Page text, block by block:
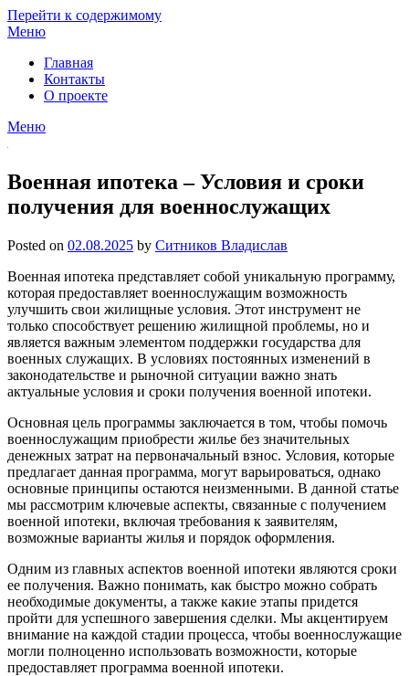
Перейти к содержимому
Меню
Главная
Контакты
О проекте
Меню
Военная ипотека – Условия и сроки
получения для военнослужащих
Posted on 02.08.2025 by Ситников Владислав
Военная ипотека представляет собой уникальную программу,
которая предоставляет военнослужащим возможность
улучшить свои жилищные условия. Этот инструмент не
только способствует решению жилищной проблемы, но и
является важным элементом поддержки государства для
военных служащих. В условиях постоянных изменений в
законодательстве и рыночной ситуации важно знать
актуальные условия и сроки получения военной ипотеки.
Основная цель программы заключается в том, чтобы помочь
военнослужащим приобрести жилье без значительных
денежных затрат на первоначальный взнос. Условия, которые
предлагает данная программа, могут варьироваться, однако
основные принципы остаются неизменными. В данной статье
мы рассмотрим ключевые аспекты, связанные с получением
военной ипотеки, включая требования к заявителям,
возможные варианты жилья и порядок оформления.
Одним из главных аспектов военной ипотеки являются сроки
ее получения. Важно понимать, как быстро можно собрать
необходимые документы, а также какие этапы придется
пройти для успешного завершения сделки. Мы акцентируем
внимание на каждой стадии процесса, чтобы военнослужащие
могли полноценно использовать возможности, которые
предоставляет программа военной ипотеки.